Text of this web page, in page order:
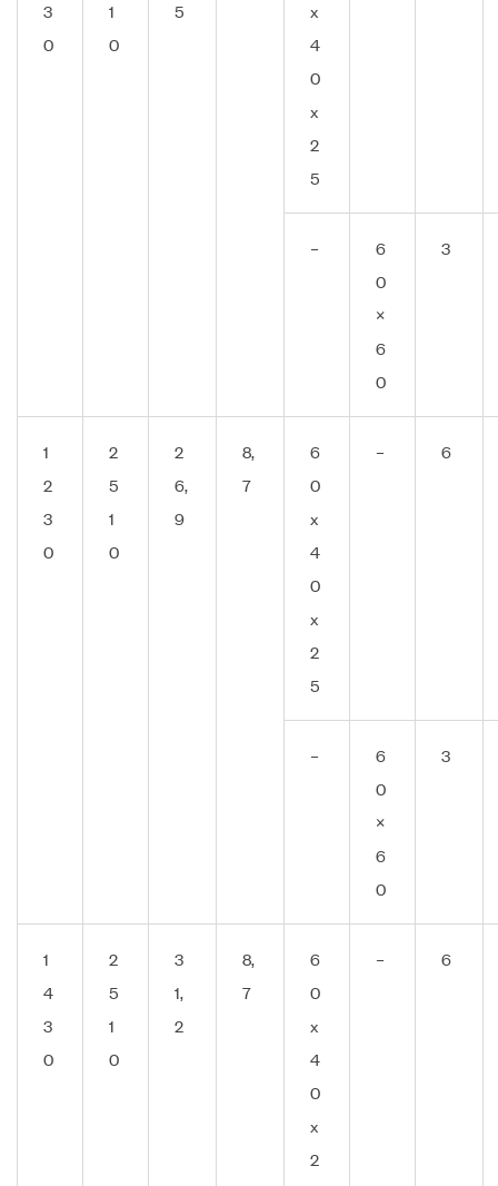
3
0
1
0
5
x
4
0
x
2
5
–
6
0
×
6
0
3
1
2
3
0
2
5
1
0
2
6,
9
8,
7
6
0
x
4
0
x
2
5
– 6
–
6
0
×
6
0
3
1
4
3
0
2
5
1
0
3
1,
2
8,
7
6
0
x
4
0
x
2
– 6